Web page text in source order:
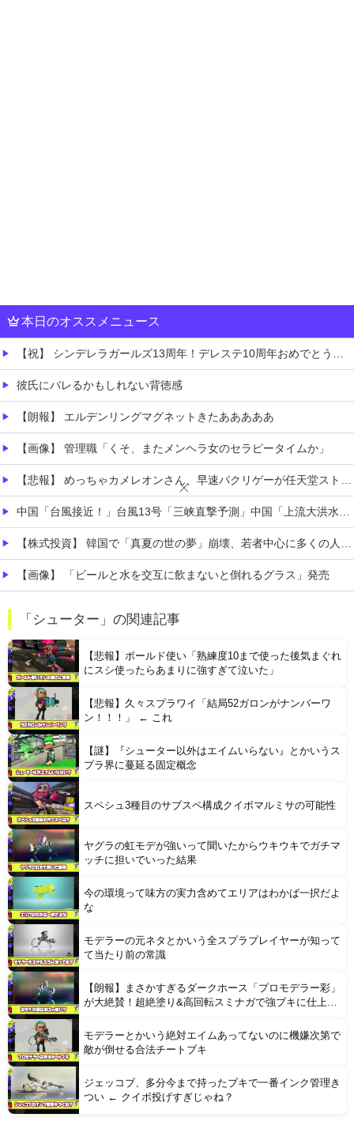
本日のオススメニュース
【祝】 シンデレラガールズ13周年！デレステ10周年おめでとう！ガチャ更新SSR八神マキノ・イベントSRイヴ、SR望月聖！
彼氏にバレるかもしれない背徳感
【朗報】 エルデンリングマグネットきたあああああ
【画像】 管理職「くそ、またメンヘラ女のセラピータイムか」
【悲報】 めっちゃカメレオンさん、早速パクリゲーが任天堂ストアに登場してしまう……
中国「台風接近！」台風13号「三峡直撃予測」中国「上流大洪水！（三峡上流」中国都市「8/5の映像（動画」三峡ダム「緊急放流（決壊危機」中国「下流大水害（震え声」→
【株式投資】 韓国で「真夏の世の夢」崩壊、若者中心に多くの人が「人生オワタ」―中国メディア
【画像】 「ビールと水を交互に飲まないと倒れるグラス」発売
【画像】 「マスク美人さん、また我々を欺く」←海外でも流行りだした結果がこちらw w w w w w w
Powered by livedoor 相互RSS
「シューター」の関連記事
【悲報】ボールド使い「熟練度10まで使った後気まぐれ
にスシ使ったらあまりに強すぎて泣いた」
【悲報】久々スプラワイ「結局52ガロンがナンバーワ
ン！！！」 ← これ
【謎】『シューター以外はエイムいらない』とかいうス
プラ界に蔓延る固定概念
スペシュ3種目のサブスペ構成クイボマルミサの可能性
ヤグラの虹モデが強いって聞いたからウキウキでガチマ
ッチに担いでいった結果
今の環境って味方の実力含めてエリアはわかば一択だよ
な
モデラーの元ネタとかいう全スプラプレイヤーが知って
て当たり前の常識
【朗報】まさかすぎるダークホース「プロモデラー彩」
が大絶賛！超絶塗り&高回転スミナガで強ブキに仕上が
モデラーとかいう絶対エイムあってないのに機嫌次第で
敵が倒せる合法チートブキ
ジェッコブ、多分今まで持ったブキで一番インク管理き
つい ← クイボ投げすぎじゃね？